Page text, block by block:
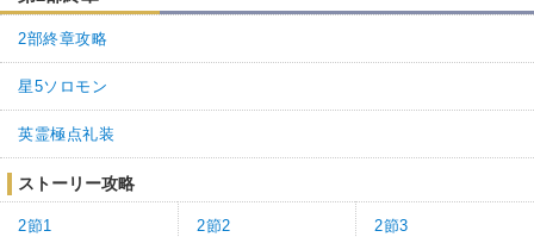
2部終章攻略
星5ソロモン
英霊極点礼装
ストーリー攻略
2節1 2節2 2節3